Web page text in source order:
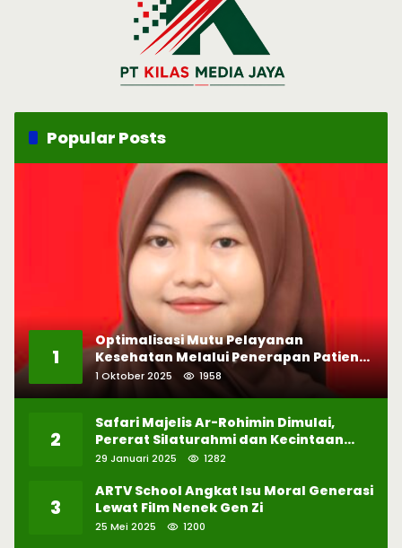
Popular Posts
1
Optimalisasi Mutu Pelayanan
Kesehatan Melalui Penerapan Patient
Safety
1 Oktober 2025 1958
2
Safari Majelis Ar-Rohimin Dimulai,
Pererat Silaturahmi dan Kecintaan
pada Selawat
29 Januari 2025 1282
3
ARTV School Angkat Isu Moral Generasi
Lewat Film Nenek Gen Zi
25 Mei 2025 1200